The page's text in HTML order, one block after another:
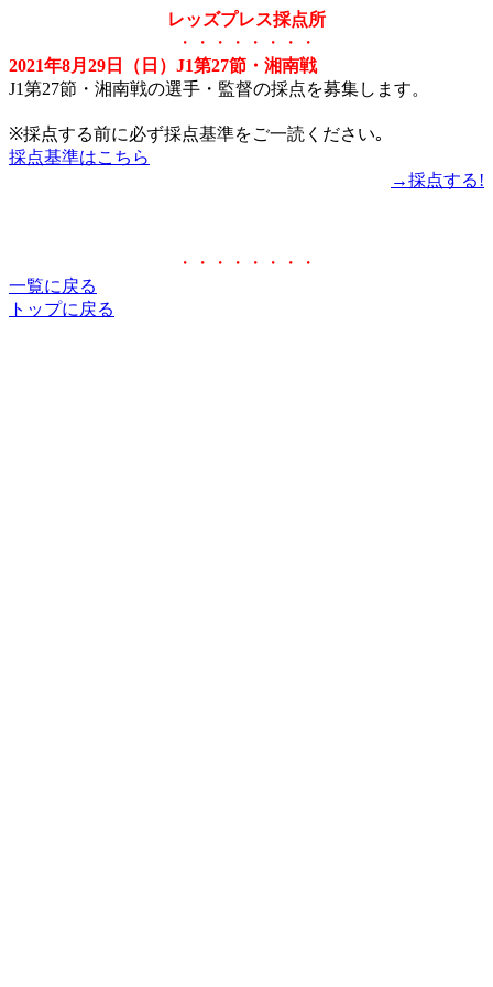
レッズプレス採点所
・・・・・・・・
2021年8月29日（日）J1第27節・湘南戦
J1第27節・湘南戦の選手・監督の採点を募集します。
※採点する前に必ず採点基準をご一読ください｡
採点基準はこちら
→採点する!
・・・・・・・・
一覧に戻る
トップに戻る